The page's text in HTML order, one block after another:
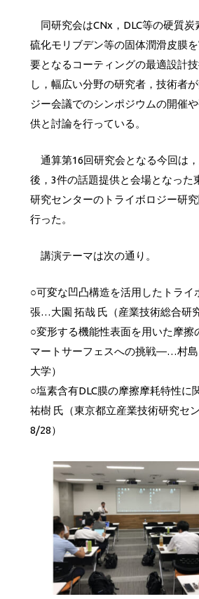
同研究会はCNx，DLC等の硬質炭
硫化モリブデン等の固体潤滑皮膜
要となるコーティングの最適設計
し，幅広い分野の研究者，技術者
ジー会議でのシンポジウムの開催
供と討論を行っている。
通算第16回研究会となる今回は
後，3件の話題提供と会場となった
研究センターのトライボロジー研
行った。
講演テーマは次の通り。
○可変な凹凸構造を活用したトライ
張…大園 拓哉 氏（産業技術総合研究
○変形する機能性表面を用いた摩
マートサーフェスへの挑戦―…村島
大学）
○塩素含有DLC膜の摩擦摩耗特性に
祐樹 氏（東京都立産業技術研究
8/28）